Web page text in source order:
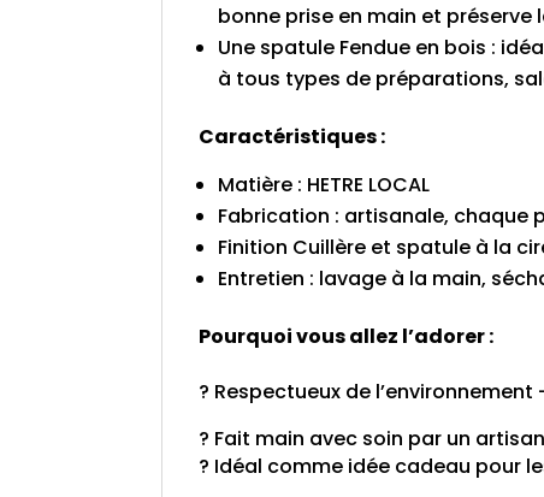
bonne prise en main et préserve
Une spatule Fendue en bois :
à tous types de préparations,
Caractéristiques :
Matière : HETRE LOCAL
Fabrication : artisanale, chaque
Finition Cuillère et spatule à la
Entretien : lavage à la main,
Pourquoi vous allez l’adorer :
? Respectueux de l’environnement
? Fait main avec soin par un
? Idéal comme idée cadeau pour